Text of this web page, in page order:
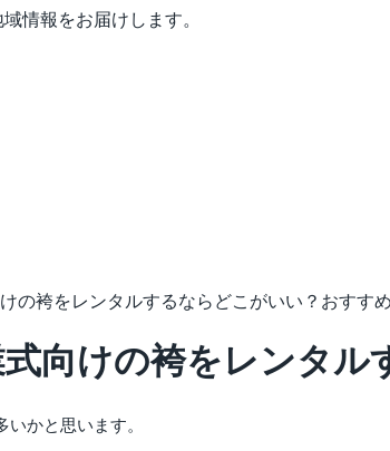
情報をお届けします。
の袴をレンタルするならどこがいい？おすす
向けの袴をレンタ
かと思います。